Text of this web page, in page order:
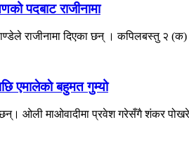
पदबाट राजीनामा
राजीनामा दिएका छन् । कपिलबस्तु २ (क)
एमालेकाे बहुमत गुम्यो
छन्। ओली माओवादीमा प्रवेश गरेसँगै शंकर